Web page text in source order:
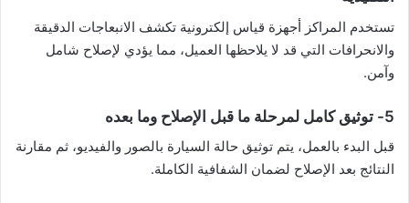
تستخدم المراكز أجهزة قياس إلكترونية تكشف الانبعاجات الدقيقة
والانحرافات التي قد لا يلاحظها العميل، مما يؤدي لإصلاح شامل
وآمن.
5- توثيق كامل لمرحلة ما قبل الإصلاح وما بعده
قبل البدء بالعمل، يتم توثيق حالة السيارة بالصور والفيديو، ثم مقارنة
النتائج بعد الإصلاح لضمان الشفافية الكاملة.